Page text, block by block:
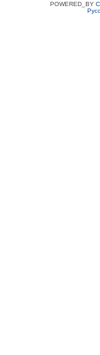
POWERED_BY